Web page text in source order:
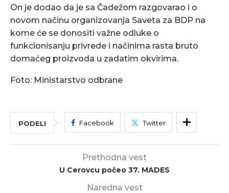
On je dodao da je sa Čadežom razgovarao i o
novom načinu organizovanja Saveta za BDP na
kome će se donositi važne odluke o
funkcionisanju privrede i načinima rasta bruto
domaćeg proizvoda u zadatim okvirima.
Foto: Ministarstvo odbrane
PODELI Facebook Twitter
Prethodna vest
U Cerovcu počeo 37. MADES
Naredna vest